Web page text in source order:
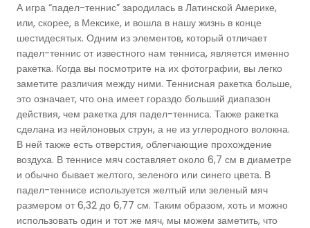
А игра “падел-теннис” зародилась в Латинской Америке,
или, скорее, в Мексике, и вошла в нашу жизнь в конце
шестидесятых. Одним из элементов, который отличает
падел-теннис от известного нам тенниса, является именно
ракетка. Когда вы посмотрите на их фотографии, вы легко
заметите различия между ними. Теннисная ракетка больше,
это означает, что она имеет гораздо больший диапазон
действия, чем ракетка для падел-тенниса. Также ракетка
сделана из нейлоновых струн, а не из углеродного волокна.
В ней также есть отверстия, облегчающие прохождение
воздуха. В теннисе мяч составляет около 6,7 см в диаметре
и обычно бывает желтого, зеленого или синего цвета. В
падел-теннисе используется желтый или зеленый мяч
размером от 6,32 до 6,77 см. Таким образом, хоть и можно
использовать один и тот же мяч, мы можем заметить, что